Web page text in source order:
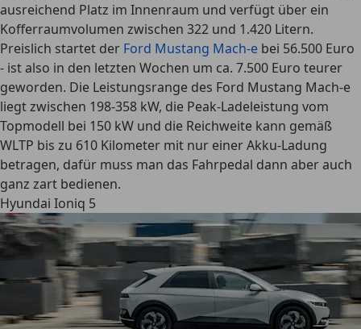
ausreichend Platz im Innenraum und verfügt über ein
Kofferraumvolumen zwischen 322 und 1.420 Litern.
Preislich startet der Ford Mustang Mach-e bei 56.500 Euro
- ist also in den letzten Wochen um ca. 7.500 Euro teurer
geworden. Die Leistungsrange des Ford Mustang Mach-e
liegt zwischen 198-358 kW, die Peak-Ladeleistung vom
Topmodell bei 150 kW und die Reichweite kann gemäß
WLTP bis zu 610 Kilometer mit nur einer Akku-Ladung
betragen, dafür muss man das Fahrpedal dann aber auch
ganz zart bedienen.
Hyundai Ioniq 5